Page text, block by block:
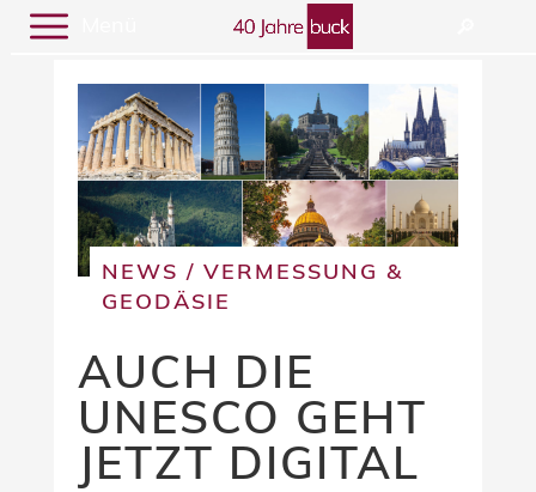
NEWS / VERMESSUNG &
GEODÄSIE
AUCH DIE
UNESCO GEHT
JETZT DIGITAL